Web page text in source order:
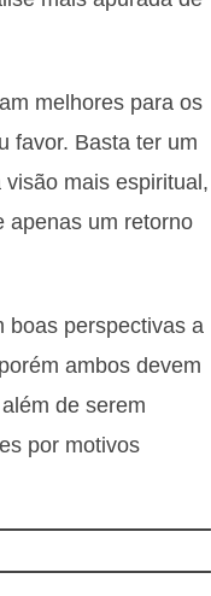
melhores para os
favor. Basta ter um
mais espiritual,
apenas um retorno
boas perspectivas a
ambos devem
de serem
por motivos